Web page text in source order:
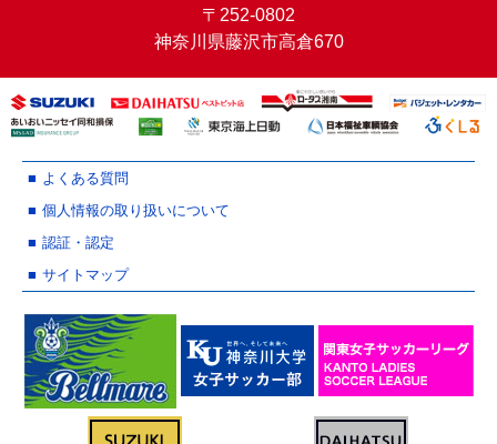
〒252-0802
神奈川県藤沢市高倉670
よくある質問
個人情報の取り扱いについて
認証・認定
サイトマップ